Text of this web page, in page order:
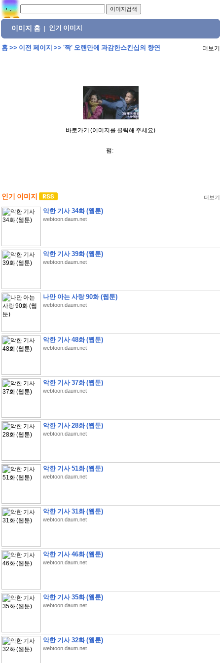
이미지 홈 인기 이미지
홈>> 이전 페이지 >> '짝' 오랜만에 과감한스킨십의 향연 더보기
바로가기 (이미지를 클릭해 주세요)
펌:
인기 이미지 더보기
악한 기사 34화 (웹툰)
webtoon.daum.net
악한 기사 39화 (웹툰)
webtoon.daum.net
나만 아는 사랑 90화 (웹툰)
webtoon.daum.net
악한 기사 48화 (웹툰)
webtoon.daum.net
악한 기사 37화 (웹툰)
webtoon.daum.net
악한 기사 28화 (웹툰)
webtoon.daum.net
악한 기사 51화 (웹툰)
webtoon.daum.net
악한 기사 31화 (웹툰)
webtoon.daum.net
악한 기사 46화 (웹툰)
webtoon.daum.net
악한 기사 35화 (웹툰)
webtoon.daum.net
악한 기사 32화 (웹툰)
webtoon.daum.net